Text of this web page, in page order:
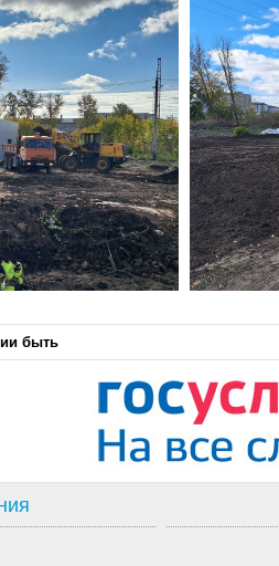
быть